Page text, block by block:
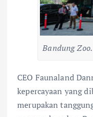
Bandung
CEO Faunaland
kepercayaan yang
merupakan